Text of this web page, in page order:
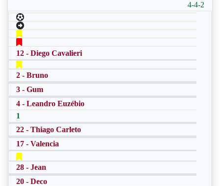
4-4-2
12 - Diego Cavalieri
2 - Bruno
3 - Gum
4 - Leandro Euzébio
1
22 - Thiago Carleto
17 - Valencia
28 - Jean
20 - Deco